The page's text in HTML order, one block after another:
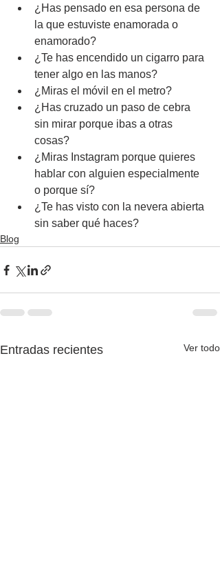
¿Has pensado en esa persona de
la que estuviste enamorada o
enamorado?
¿Te has encendido un cigarro para
tener algo en las manos?
¿Miras el móvil en el metro?
¿Has cruzado un paso de cebra
sin mirar porque ibas a otras
cosas?
¿Miras Instagram porque quieres
hablar con alguien especialmente
o porque sí?
¿Te has visto con la nevera abierta
sin saber qué haces?
Blog
Entradas recientes Ver todo